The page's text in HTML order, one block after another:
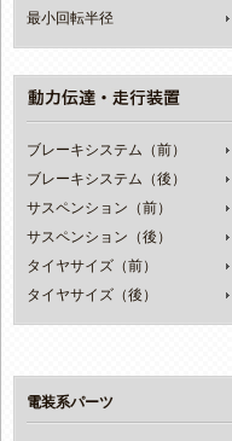
最小回転半径
ブレーキシステム（前）
ブレーキシステム（後）
サスペンション（前）
サスペンション（後）
タイヤサイズ（前）
タイヤサイズ（後）
電装系パーツ